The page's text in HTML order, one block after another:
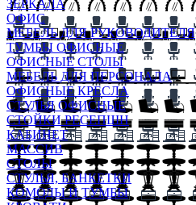
ЗЕРКАЛА
ОФИС
МЕБЕЛЬ ДЛЯ РУКОВОДИТЕЛЯ
ТУМБЫ ОФИСНЫЕ
ОФИСНЫЕ СТОЛЫ
МЕБЕЛЬ ДЛЯ ПЕРСОНАЛА
ОФИСНЫЕ КРЕСЛА
СТУЛЬЯ ОФИСНЫЕ
СТОЙКИ РЕСЕПШН
КАБИНЕТ
МАССИВ
СТОЛЫ
СТУЛЬЯ, БАНКЕТКИ
КОМОДЫ И ТУМБЫ